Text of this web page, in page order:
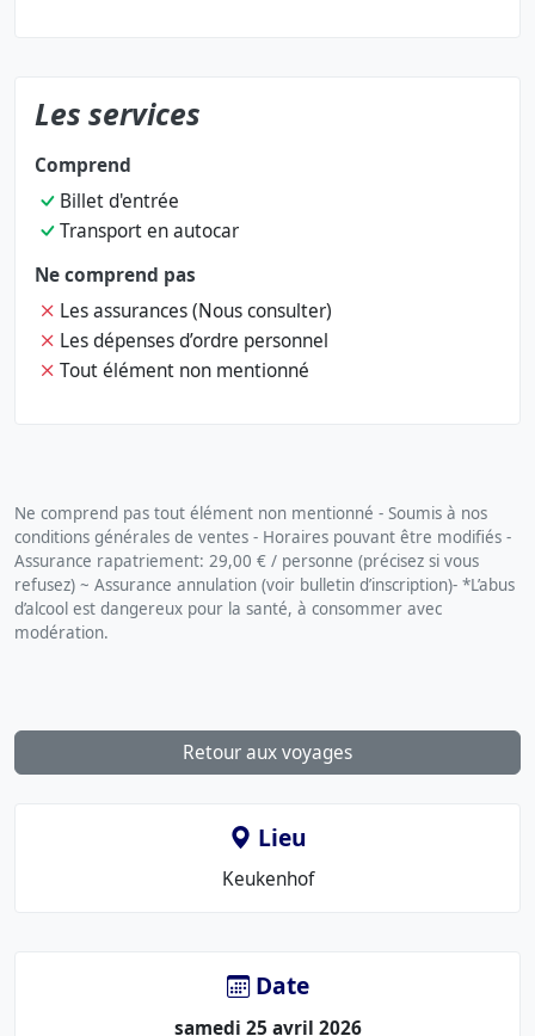
Les services
Comprend
Billet d'entrée
Transport en autocar
Ne comprend pas
Les assurances (Nous consulter)
Les dépenses d’ordre personnel
Tout élément non mentionné
Ne comprend pas tout élément non mentionné - Soumis à nos
conditions générales de ventes - Horaires pouvant être modifiés -
Assurance rapatriement: 29,00 € / personne (précisez si vous
refusez) ~ Assurance annulation (voir bulletin d’inscription)- *L’abus
d’alcool est dangereux pour la santé, à consommer avec
modération.
Retour aux voyages
Lieu
Le
Keukenhof
Date
samedi 25 avril 2026